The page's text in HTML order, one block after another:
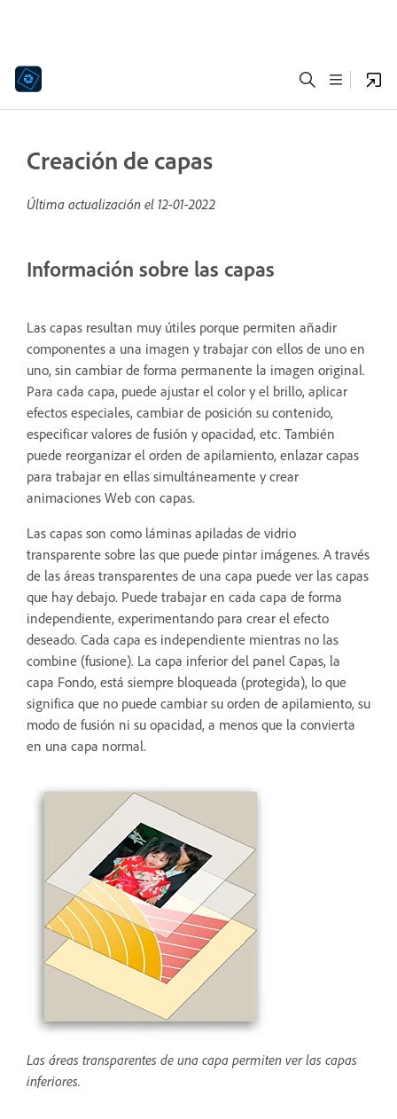
Creación de capas
Última actualización el 12-01-2022
Información sobre las capas
Las capas resultan muy útiles porque permiten añadir
componentes a una imagen y trabajar con ellos de uno en
uno, sin cambiar de forma permanente la imagen original.
Para cada capa, puede ajustar el color y el brillo, aplicar
efectos especiales, cambiar de posición su contenido,
especificar valores de fusión y opacidad, etc. También
puede reorganizar el orden de apilamiento, enlazar capas
para trabajar en ellas simultáneamente y crear
animaciones Web con capas.
Las capas son como láminas apiladas de vidrio
transparente sobre las que puede pintar imágenes. A través
de las áreas transparentes de una capa puede ver las capas
que hay debajo. Puede trabajar en cada capa de forma
independiente, experimentando para crear el efecto
deseado. Cada capa es independiente mientras no las
combine (fusione). La capa inferior del panel Capas, la
capa Fondo, está siempre bloqueada (protegida), lo que
significa que no puede cambiar su orden de apilamiento, su
modo de fusión ni su opacidad, a menos que la convierta
en una capa normal.
Las áreas transparentes de una capa permiten ver las capas
inferiores.